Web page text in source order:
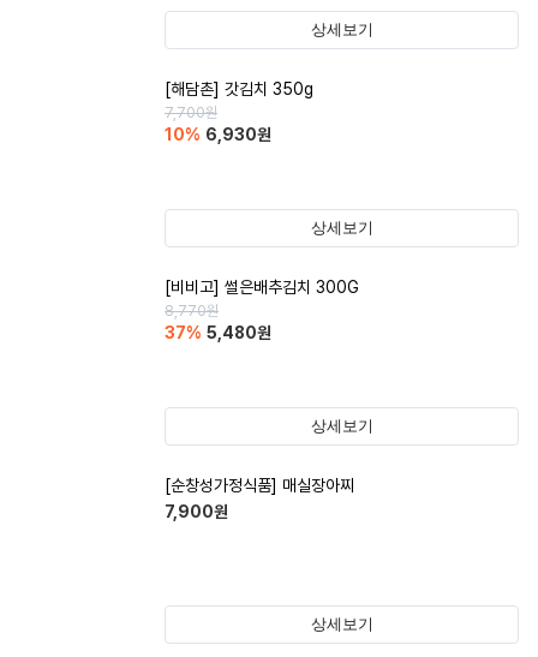
상세보기
[해담촌] 갓김치 350g
7,700원
10% 6,930원
상세보기
[비비고] 썰은배추김치 300G
8,770원
37% 5,480원
상세보기
[순창성가정식품] 매실장아찌
7,900원
상세보기